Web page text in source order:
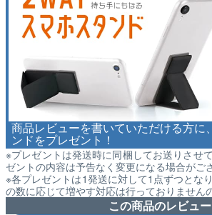
商品レビューを書いていただける方に
ンドをプレゼント！
※プレゼントは発送時に同梱してお送りさせ
ゼントの内容は予告なく変更になる場合がご
※各プレゼントは1発送に対して1点ずつとな
の数に応じて増やす対応は行っておりません
この商品のレビュー